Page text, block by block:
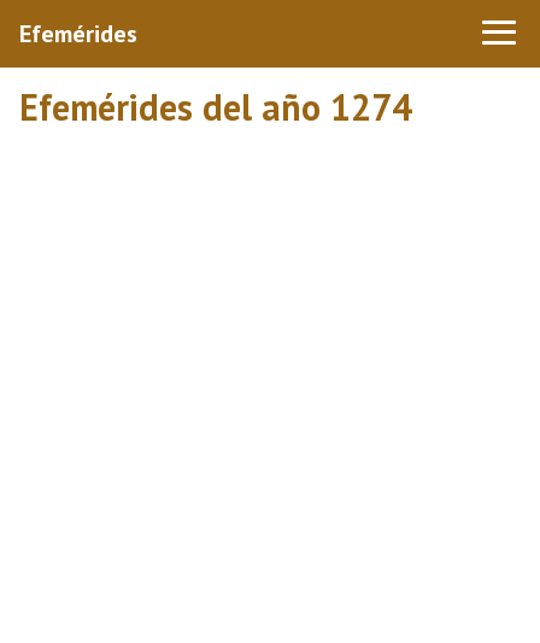
Efemérides
Efemérides del año 1274